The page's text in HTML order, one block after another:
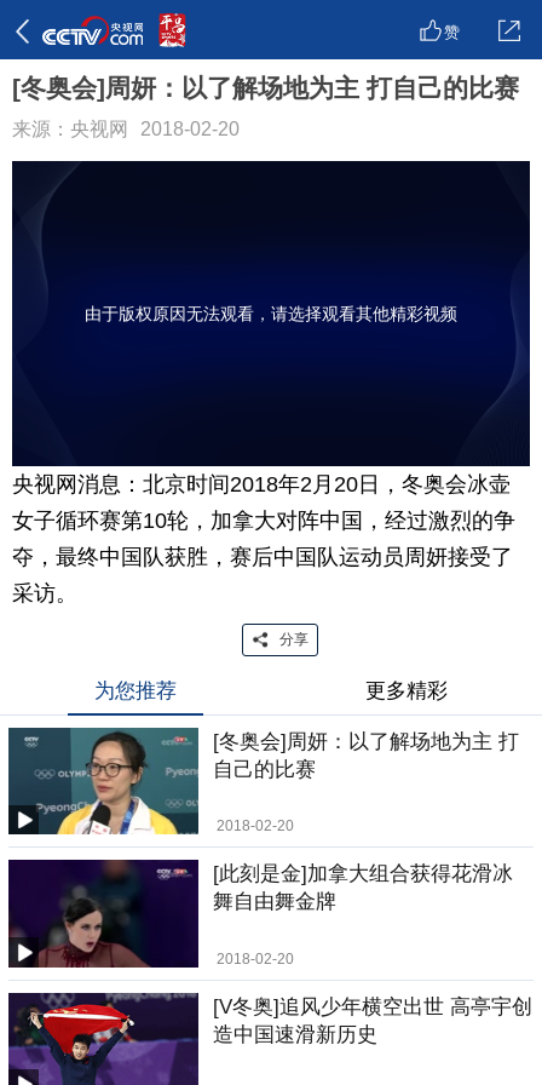
赞
[冬奥会]周妍：以了解场地为主 打自己的比赛
来源：央视网 2018-02-20
由于版权原因无法观看，请选择观看其他精彩视频
央视网消息：北京时间2018年2月20日，冬奥会冰壶
女子循环赛第10轮，加拿大对阵中国，经过激烈的争
夺，最终中国队获胜，赛后中国队运动员周妍接受了
采访。
分享
为您推荐 更多精彩
[冬奥会]周妍：以了解场地为主 打
自己的比赛
2018-02-20
[此刻是金]加拿大组合获得花滑冰
舞自由舞金牌
2018-02-20
[V冬奥]追风少年横空出世 高亭宇创
造中国速滑新历史